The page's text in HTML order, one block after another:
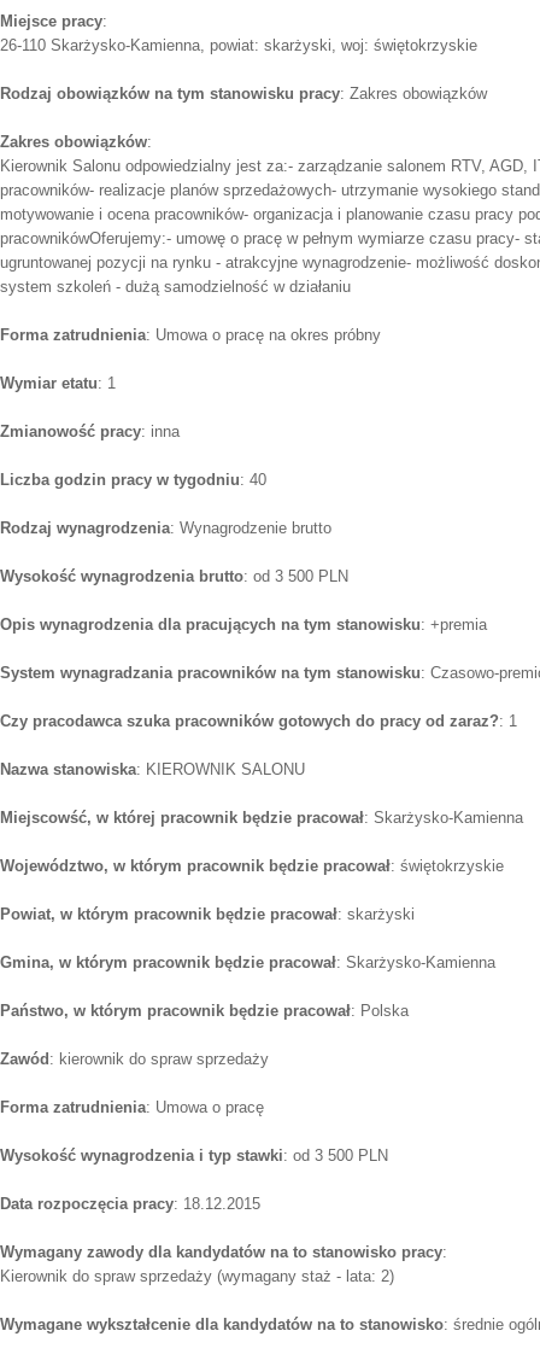
Miejsce pracy:
26-110 Skarżysko-Kamienna, powiat: skarżyski, woj: świętokrzyskie
Rodzaj obowiązków na tym stanowisku pracy: Zakres obowiązków
Zakres obowiązków:
Kierownik Salonu odpowiedzialny jest za:- zarządzanie salonem RTV, AGD,
pracowników- realizacje planów sprzedażowych- utrzymanie wysokiego
motywowanie i ocena pracowników- organizacja i planowanie czasu pracy
pracownikówOferujemy:- umowę o pracę w pełnym wymiarze czasu pracy-
ugruntowanej pozycji na rynku - atrakcyjne wynagrodzenie- możliwość
system szkoleń - dużą samodzielność w działaniu
Forma zatrudnienia: Umowa o pracę na okres próbny
Wymiar etatu: 1
Zmianowość pracy: inna
Liczba godzin pracy w tygodniu: 40
Rodzaj wynagrodzenia: Wynagrodzenie brutto
Wysokość wynagrodzenia brutto: od 3 500 PLN
Opis wynagrodzenia dla pracujących na tym stanowisku: +premia
System wynagradzania pracowników na tym stanowisku: Czasowo-
Czy pracodawca szuka pracowników gotowych do pracy od zaraz?: 1
Nazwa stanowiska: KIEROWNIK SALONU
Miejscowść, w której pracownik będzie pracował: Skarżysko-Kamienna
Województwo, w którym pracownik będzie pracował: świętokrzyskie
Powiat, w którym pracownik będzie pracował: skarżyski
Gmina, w którym pracownik będzie pracował: Skarżysko-Kamienna
Państwo, w którym pracownik będzie pracował: Polska
Zawód : kierownik do spraw sprzedaży
Forma zatrudnienia: Umowa o pracę
Wysokość wynagrodzenia i typ stawki: od 3 500 PLN
Data rozpoczęcia pracy: 18.12.2015
Wymagany zawody dla kandydatów na to stanowisko pracy:
Kierownik do spraw sprzedaży (wymagany staż - lata: 2)
Wymagane wykształcenie dla kandydatów na to stanowisko: średnie